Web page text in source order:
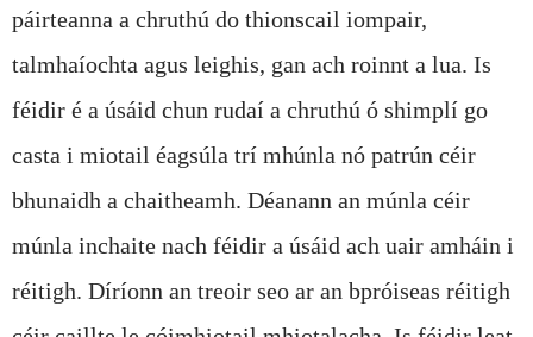
páirteanna a chruthú do thionscail iompair,
talmhaíochta agus leighis, gan ach roinnt a lua. Is
féidir é a úsáid chun rudaí a chruthú ó shimplí go
casta i miotail éagsúla trí mhúnla nó patrún céir
bhunaidh a chaitheamh. Déanann an múnla céir
múnla inchaite nach féidir a úsáid ach uair amháin i
réitigh. Díríonn an treoir seo ar an bpróiseas réitigh